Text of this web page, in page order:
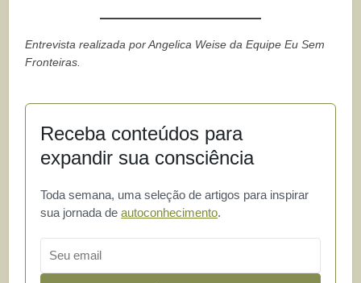
Entrevista realizada por Angelica Weise da Equipe Eu Sem
Fronteiras.
Receba conteúdos para
expandir sua consciência
Toda semana, uma seleção de artigos para inspirar
sua jornada deautoconhecimento.